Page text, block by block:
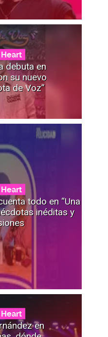
debuta en
su nuevo
de Voz”
todo en “Una
inéditas y
en